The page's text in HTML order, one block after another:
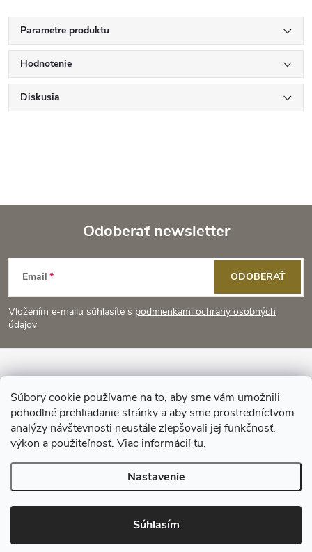
Súbory cookie používame na to, aby sme vám umožnili
pohodlné prehliadanie stránky a aby sme prostredníctvom
analýzy návštevnosti neustále zlepšovali jej funkčnosť,
výkon a použiteľnosť. Viac informáciítu.
Nastavenie
Súhlasím
Parametre produktu
Hodnotenie
Diskusia
Z
á
p
ä
e
Odoberať newsletter
Email
Vložením e-mailu súhlasíte s podmienkami ochrany osobných
údajov
ODOBERAŤ
Informácie pre vás
Prijímame online platby
Copyright 2026KitchenStyle. Všetky práva vyhradené.